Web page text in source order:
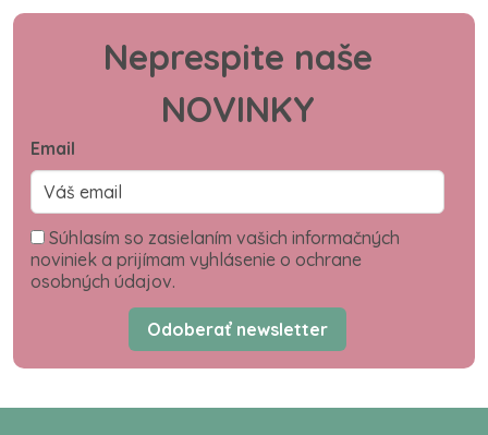
Neprespite naše
NOVINKY
Email
Súhlasím so zasielaním vašich informačných
noviniek a prijímam vyhlásenie o ochrane
osobných údajov.
Odoberať newsletter